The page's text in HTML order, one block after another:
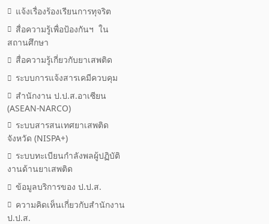
แจ้งเรื่องร้องเรียนการทุจริต
สื่อความรู้เพื่อป้องกันฯ ใน
สถานศึกษา
สื่อความรู้เกี่ยวกับยาเสพติด
ระบบการแจ้งสารเคมีควบคุม
สำนักงาน ป.ป.ส.อาเซียน
(ASEAN-NARCO)
ระบบสารสนเทศยาเสพติด
จังหวัด (NISPA+)
ระบบทะเบียนกำลังพลผู้ปฏิบัติ
งานด้านยาเสพติด
ข้อมูลบริการของ ป.ป.ส.
ความคิดเห็นเกี่ยวกับสำนักงาน
ป.ป.ส.